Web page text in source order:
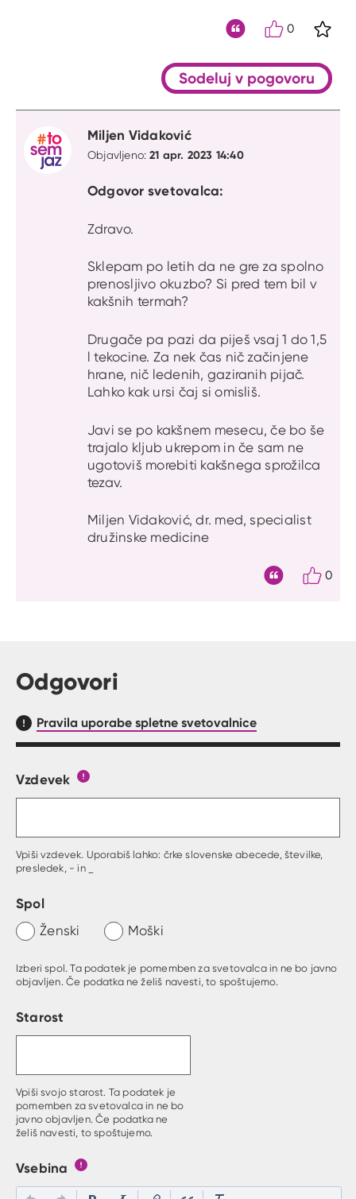
0
Sodeluj v pogovoru
Miljen Vidaković
Objavljeno:21 apr. 2023 14:40
Odgovor svetovalca:
Zdravo.
Sklepam po letih da ne gre za spolno
prenosljivo okuzbo? Si pred tem bil v
kakšnih termah?
Drugače pa pazi da piješ vsaj 1 do 1,5
l tekocine. Za nek čas nič začinjene
hrane, nič ledenih, gaziranih pijač.
Lahko kak ursi čaj si omisliš.
Javi se po kakšnem mesecu, če bo še
trajalo kljub ukrepom in če sam ne
ugotoviš morebiti kakšnega sprožilca
tezav.
Miljen Vidaković, dr. med, specialist
družinske medicine
0
Odgovori
Pravila uporabe spletne svetovalnice
Obrazec, kjer lahko zastaviš vprašanje
Vzdevek
Vpiši vzdevek. Uporabiš lahko: črke slovenske abecede, številke,
presledek, - in _
Spol
Ženski Moški
Izberi spol. Ta podatek je pomemben za svetovalca in ne bo javno
objavljen. Če podatka ne želiš navesti, to spoštujemo.
Starost
Vpiši svojo starost. Ta podatek je
pomemben za svetovalca in ne bo
javno objavljen. Če podatka ne
želiš navesti, to spoštujemo.
Vsebina